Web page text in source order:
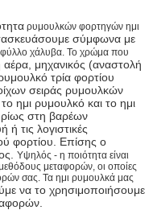
ρυμουλκών φορτηγών ημι
σύμφωνα με
χάλυβα. Το χρώμα που
μηχανικός (αναστολή
τρία φορτίου
σειράς ρυμουλκών
ημι ρυμουλκό και το ημι
στη βαρέων
τις λογιστικές
φορτίου. Επίσης ο
Υψηλός - η ποιότητα είναι
μεταφορών, οι οποίες
σας. Τα ημι ρυμουλκά μας
να το χρησιμοποιήσουμε